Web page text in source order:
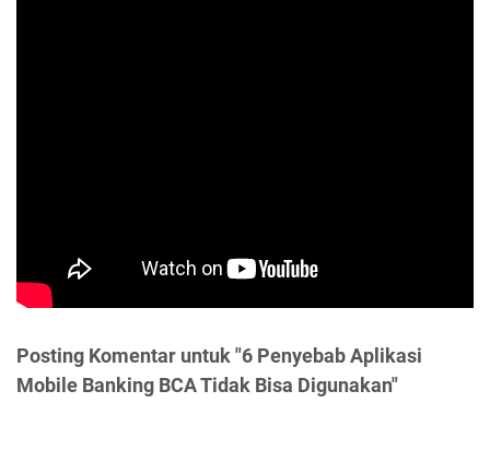
Posting Komentar untuk "6 Penyebab Aplikasi
Mobile Banking BCA Tidak Bisa Digunakan"